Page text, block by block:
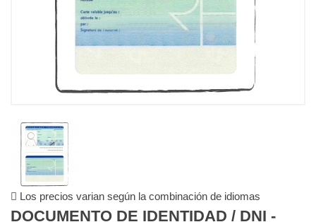
Los precios varian según la combinación de idiomas
DOCUMENTO DE IDENTIDAD / DNI -